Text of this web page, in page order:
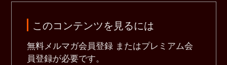
このコンテンツを見るには
無料メルマガ会員登録 またはプレミアム会
員登録が必要です。